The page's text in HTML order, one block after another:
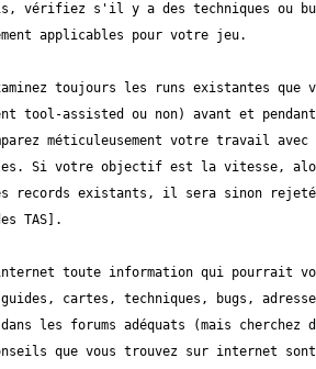
vérifiez s'il y a des techniques ou
toujours les runs existantes que
tool-assisted ou non) avant et
méticuleusement votre travail
Si votre objectif est la vitesse,
records existants, il sera sinon
toute information qui pourrait
cartes, techniques, bugs,
les forums adéquats (mais
que vous trouvez sur internet